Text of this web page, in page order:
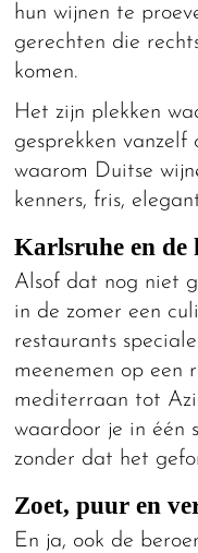
hun wijnen te
gerechten die
komen.
Het zijn plekken
gesprekken
waarom Duitse
kenners, fris,
Karlsruhe en de
Alsof dat nog niet
in de zomer een
restaurants
meenemen op een
mediterraan tot
waardoor je in één
zonder dat het
Zoet, puur en
En ja, ook de